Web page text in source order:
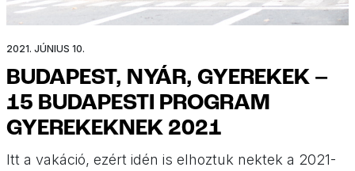
2021. JÚNIUS 10.
BUDAPEST, NYÁR, GYEREKEK –
15 BUDAPESTI PROGRAM
GYEREKEKNEK 2021
Itt a vakáció, ezért idén is elhoztuk nektek a 2021-